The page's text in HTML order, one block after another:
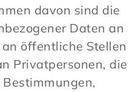
davon sind die
Daten an
öffentliche Stellen
Privatpersonen, die